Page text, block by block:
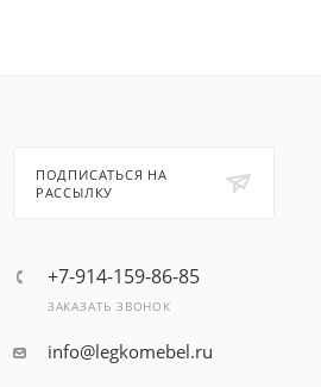
ПОДПИСАТЬСЯ НА
РАССЫЛКУ
+7-914-159-86-85
ЗАКАЗАТЬ ЗВОНОК
info@legkomebel.ru